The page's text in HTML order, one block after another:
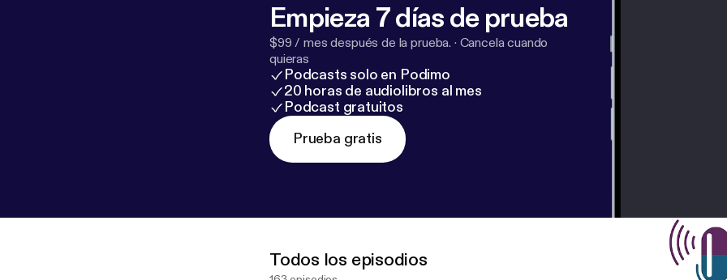
Empieza 7 días de prueba
$99 / mes después de la prueba. · Cancela cuando
quieras
Podcasts solo en Podimo
20 horas de audiolibros al mes
Podcast gratuitos
Prueba gratis
Todos los episodios